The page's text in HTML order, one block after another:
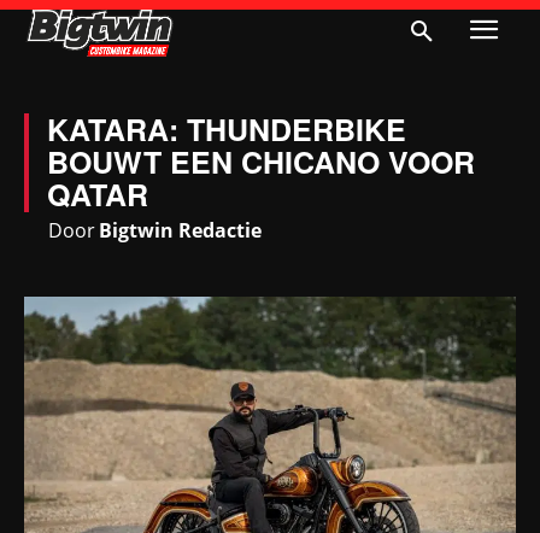
KATARA: THUNDERBIKE
BOUWT EEN CHICANO VOOR
QATAR
DoorBigtwin Redactie